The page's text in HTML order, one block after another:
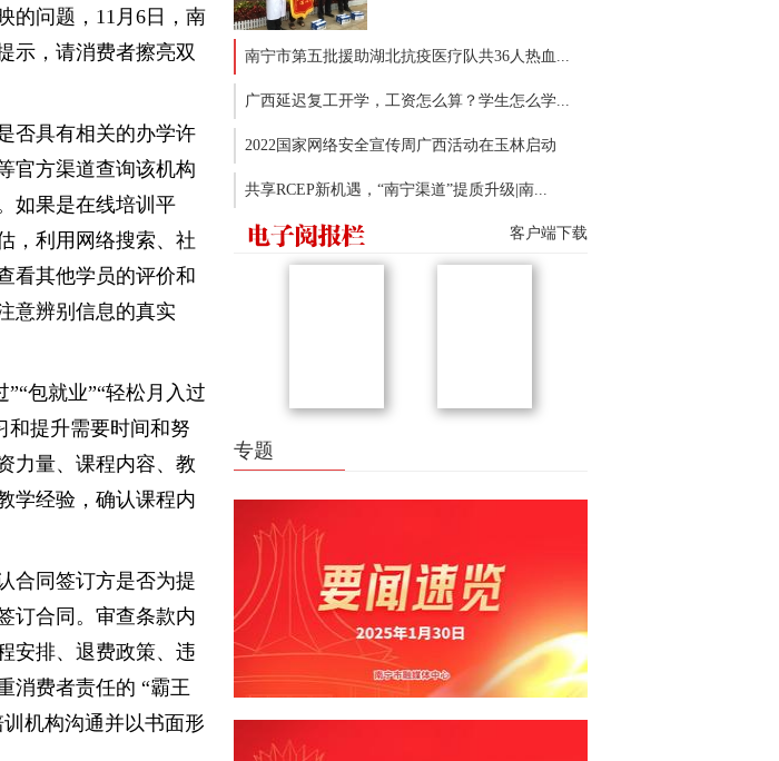
的问题，11月6日，南
示，请消费者擦亮双
否具有相关的办学许
官方渠道查询该机构
如果是在线培训平
，利用网络搜索、社
看其他学员的评价和
意辨别信息的真实
包就业”“轻松月入过
和提升需要时间和努
力量、课程内容、教
学经验，确认课程内
合同签订方是否为提
订合同。审查条款内
安排、退费政策、违
消费者责任的 “霸王
机构沟通并以书面形
南宁市第五批援助湖北抗疫医疗队共36人热血...
广西延迟复工开学，工资怎么算？学生怎么学...
2022国家网络安全宣传周广西活动在玉林启动
共享RCEP新机遇，“南宁渠道”提质升级|南...
客户端下载
专题